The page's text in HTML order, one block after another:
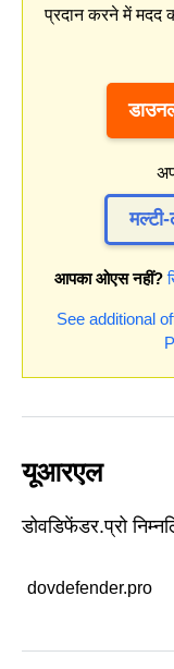
प्रदान करने में मदद
आपका ओएस नहीं?
See additional
यूआरएल
डोवडिफेंडर.प्रो
dovdefender.pro